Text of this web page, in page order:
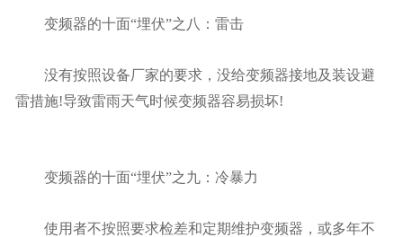
变频器的十面“埋伏”之八：雷击
没有按照设备厂家的要求，没给变频器接地及装设避
雷措施!导致雷雨天气时候变频器容易损坏!
变频器的十面“埋伏”之九：冷暴力
使用者不按照要求检差和定期维护变频器，或多年不